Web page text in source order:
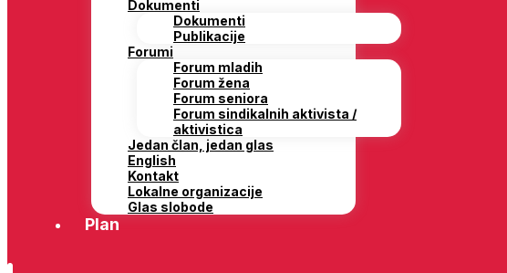
Dokumenti
Dokumenti
Publikacije
Forumi
Forum mladih
Forum žena
Forum seniora
Forum sindikalnih aktivista /
aktivistica
Jedan član, jedan glas
English
Kontakt
Lokalne organizacije
Glas slobode
Plan